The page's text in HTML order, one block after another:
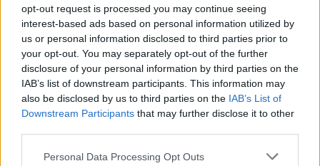
opt-out request is processed you may continue seeing
interest-based ads based on personal information utilized by
us or personal information disclosed to third parties prior to
your opt-out. You may separately opt-out of the further
disclosure of your personal information by third parties on the
IAB’s list of downstream participants. This information may
also be disclosed by us to third parties on the IAB’s List of
Downstream Participants that may further disclose it to other
Personal Data Processing Opt Outs
Αμέσως μετά την εξαφάνιση της
άτυχης γυναίκας η Αστυνομία
ξεκίνησε τις έρευνες. Στο πλαίσιο
ανάλυσης υλικού από κάμερες της
περιοχής, εντοπίστηκε ο φίλος της